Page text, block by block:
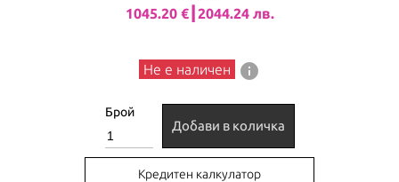
1045.20 €┃2044.24 лв.
Не е наличен info
Брой
Добави в количка
Кредитен калкулатор